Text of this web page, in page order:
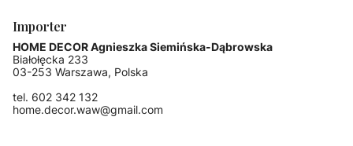
Importer
HOME DECOR Agnieszka Siemińska-Dąbrowska
Białołęcka 233
03-253 Warszawa, Polska
tel. 602 342 132
home.decor.waw@gmail.com